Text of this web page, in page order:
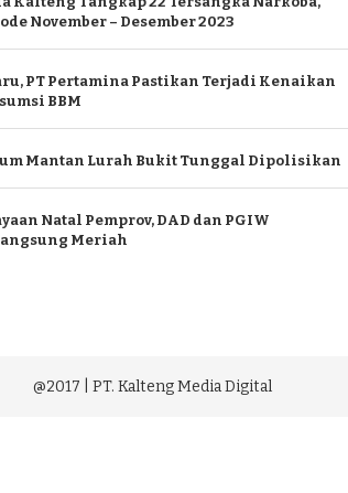
November – Desember 2023
PT Pertamina Pastikan Terjadi Kenaikan
BBM
Mantan Lurah Bukit Tunggal Dipolisikan
Natal Pemprov, DAD dan PGIW
Meriah
| PT. Kalteng Media Digital